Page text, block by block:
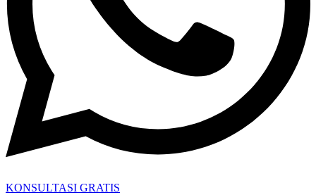
KONSULTASI GRATIS